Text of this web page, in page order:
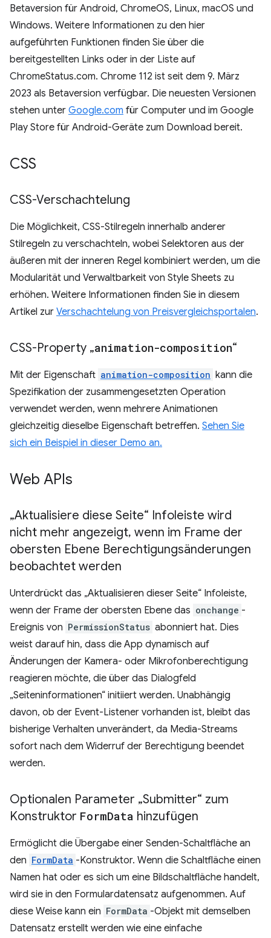
Betaversion für Android, ChromeOS, Linux, macOS und
Windows. Weitere Informationen zu den hier
aufgeführten Funktionen finden Sie über die
bereitgestellten Links oder in der Liste auf
ChromeStatus.com. Chrome 112 ist seit dem 9. März
2023 als Betaversion verfügbar. Die neuesten Versionen
stehen unter Google.com für Computer und im Google
Play Store für Android-Geräte zum Download bereit.
CSS
CSS-Verschachtelung
Die Möglichkeit, CSS-Stilregeln innerhalb anderer
Stilregeln zu verschachteln, wobei Selektoren aus der
äußeren mit der inneren Regel kombiniert werden, um die
Modularität und Verwaltbarkeit von Style Sheets zu
erhöhen. Weitere Informationen finden Sie in diesem
Artikel zur Verschachtelung von Preisvergleichsportalen.
CSS-Property „animation-composition“
Mit der Eigenschaft animation-composition kann die
Spezifikation der zusammengesetzten Operation
verwendet werden, wenn mehrere Animationen
gleichzeitig dieselbe Eigenschaft betreffen. Sehen Sie
sich ein Beispiel in dieser Demo an.
Web APIs
„Aktualisiere diese Seite“ Infoleiste wird
nicht mehr angezeigt, wenn im Frame der
obersten Ebene Berechtigungsänderungen
beobachtet werden
Unterdrückt das „Aktualisieren dieser Seite“ Infoleiste,
wenn der Frame der obersten Ebene das onchange -
Ereignis von PermissionStatus abonniert hat. Dies
weist darauf hin, dass die App dynamisch auf
Änderungen der Kamera- oder Mikrofonberechtigung
reagieren möchte, die über das Dialogfeld
„Seiteninformationen“ initiiert werden. Unabhängig
davon, ob der Event-Listener vorhanden ist, bleibt das
bisherige Verhalten unverändert, da Media-Streams
sofort nach dem Widerruf der Berechtigung beendet
werden.
Optionalen Parameter „Submitter“ zum
Konstruktor FormData hinzufügen
Ermöglicht die Übergabe einer Senden-Schaltfläche an
den FormData -Konstruktor. Wenn die Schaltfläche einen
Namen hat oder es sich um eine Bildschaltfläche handelt,
wird sie in den Formulardatensatz aufgenommen. Auf
diese Weise kann ein FormData -Objekt mit demselben
Datensatz erstellt werden wie eine einfache